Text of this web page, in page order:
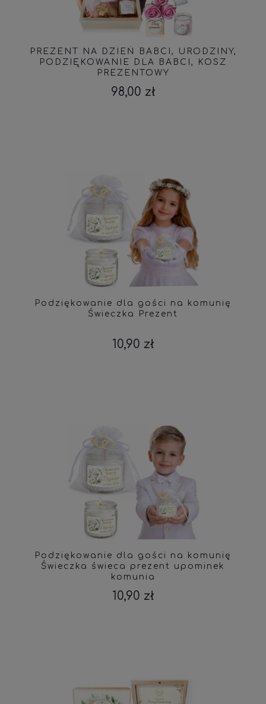
PREZENT NA DZIEŃ BABCI, URODZINY,
PODZIĘKOWANIE DLA BABCI, KOSZ
PREZENTOWY
98,00 zł
Podziękowanie dla gości na komunię
Świeczka Prezent
10,90 zł
Podziękowanie dla gości na komunię
Świeczka świeca prezent upominek
komunia
10,90 zł